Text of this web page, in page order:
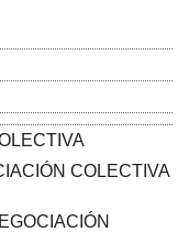
COLECTIVA